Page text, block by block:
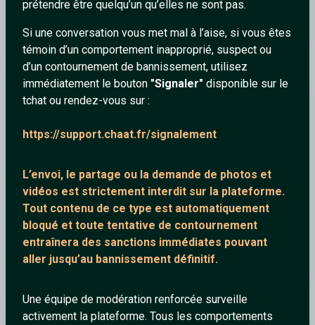
prétendre être quelqu’un qu’elles ne sont pas.
Si une conversation vous met mal à l’aise, si vous êtes
témoin d’un comportement inapproprié, suspect ou
d’un contournement de bannissement, utilisez
immédiatement le bouton "Signaler" disponible sur le
tchat ou rendez-vous sur :
https://support.chaat.fr/signalement
L’envoi, le partage ou la demande de photos et
vidéos est strictement interdit sur la plateforme.
Tout contenu de ce type est automatiquement
bloqué et toute tentative de contournement
entraînera des sanctions immédiates pouvant
aller jusqu’au bannissement définitif.
Une équipe de modération renforcée surveille
activement la plateforme. Tous les comportements
PAYBACK
le rital